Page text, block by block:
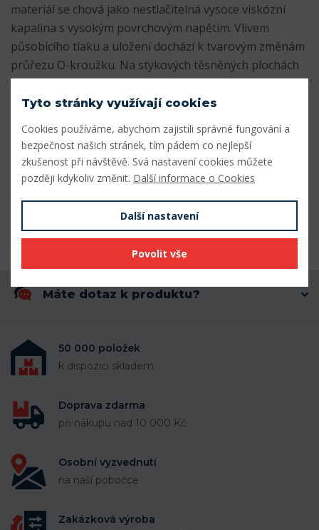
materiál se chová jako nestlačitelná vysoce viskózní
kapalina s vysokým povrchovým napětím. Vlivem
působícího tlaku a uložení dochází k tvarovým změnám
průřezu O-kroužku. Na stykových těsněných plochách
mezi O-kroužkem a zástavbovým prostorem je předpětí
zvyšováno působícím provozním tlakem.
Parametry
Vnitřní průměr - d1 (mm)
Síla stěny (mm) 3
Materiál NBR70
Máte dotaz k produktu?
50 000 položek
k dispozici skladem
Doprava zdarma
při nákupu nad 10 000 Kč
Osobní vyzvednutí
na naší pobočce
Zakázková výroba
Tyto stránky využívají cookies
Cookies používáme, abychom zajistili správné fungování a
bezpečnost našich stránek, tím pádem co nejlepší
zkušenost při návštěvě. Svá nastavení cookies můžete
později kdykoliv změnit. Další informace o Cookies
Další nastavení
Povolit vše